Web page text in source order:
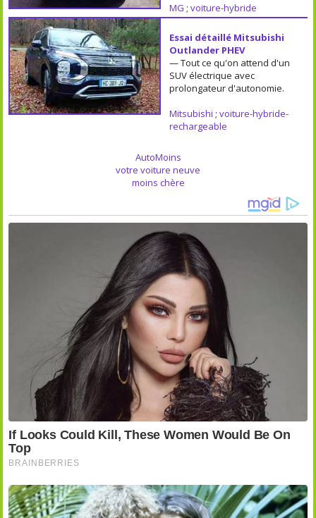
MG ; voiture-hybride
Essai détaillé Mitsubishi
Outlander PHEV
— Tout ce qu'on attend d'un
SUV électrique avec
prolongateur d'autonomie.
Mitsubishi ; voiture-hybride-
rechargeable
AutoMoins
votre voiture neuve
moins chère